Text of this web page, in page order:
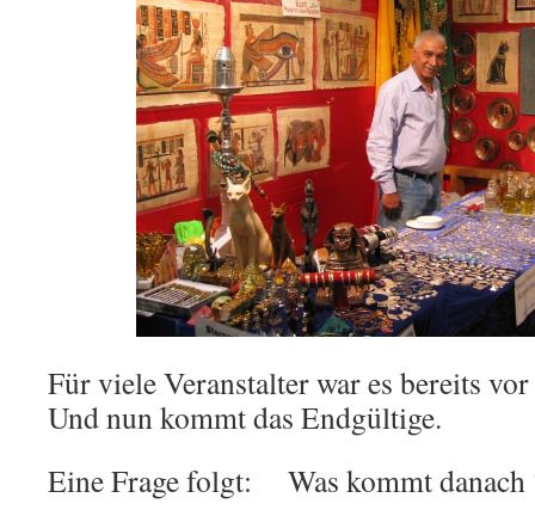
Für viele Veranstalter war es bereits
Und nun kommt das Endgültige.
Eine Frage folgt: Was kommt danach